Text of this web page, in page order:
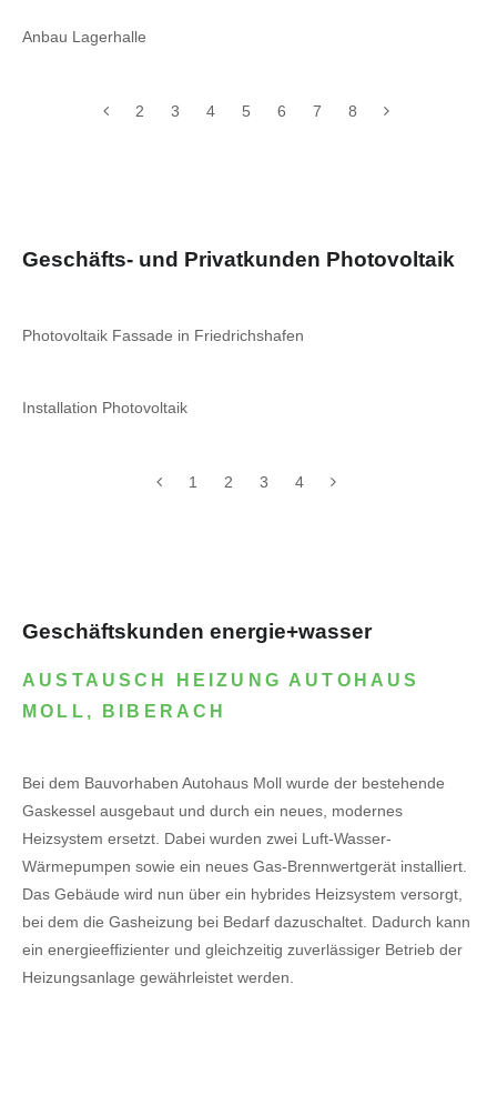
Anbau Lagerhalle
2 3 4 5 6 7 8
Geschäfts- und Privatkunden Photovoltaik
Photovoltaik Fassade in Friedrichshafen
Installation Photovoltaik
1 2 3 4
Geschäftskunden energie+wasser
AUSTAUSCH HEIZUNG AUTOHAUS
MOLL, BIBERACH
Bei dem Bauvorhaben Autohaus Moll wurde der bestehende
Gaskessel ausgebaut und durch ein neues, modernes
Heizsystem ersetzt. Dabei wurden zwei Luft-Wasser-
Wärmepumpen sowie ein neues Gas-Brennwertgerät installiert.
Das Gebäude wird nun über ein hybrides Heizsystem versorgt,
bei dem die Gasheizung bei Bedarf dazuschaltet. Dadurch kann
ein energieeffizienter und gleichzeitig zuverlässiger Betrieb der
Heizungsanlage gewährleistet werden.